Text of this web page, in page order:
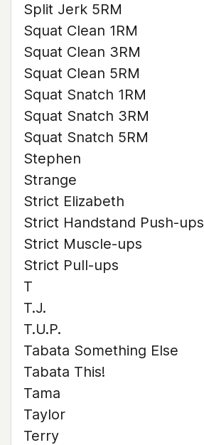
Split Jerk 5RM
Squat Clean 1RM
Squat Clean 3RM
Squat Clean 5RM
Squat Snatch 1RM
Squat Snatch 3RM
Squat Snatch 5RM
Stephen
Strange
Strict Elizabeth
Strict Handstand Push-ups
Strict Muscle-ups
Strict Pull-ups
T
T.J.
T.U.P.
Tabata Something Else
Tabata This!
Tama
Taylor
Terry